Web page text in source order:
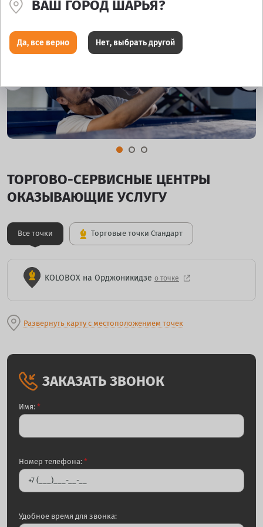
ТОРГОВО-СЕРВИСНЫЕ ЦЕНТРЫ
ОКАЗЫВАЮЩИЕ УСЛУГУ
Все точки Торговые точки Стандарт
KOLOBOX на Орджоникидзе о точке
Развернуть карту с местоположением точек
ЗАКАЗАТЬ ЗВОНОК
Имя: *
Номер телефона: *
Удобное время для звонка:
ВАШ ГОРОД ШАРЬЯ?
Да, все верно Нет, выбрать другой